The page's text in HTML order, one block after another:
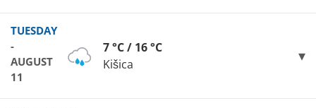
TUESDAY
-
AUGUST
11
7 °C / 16 °C
Kišica